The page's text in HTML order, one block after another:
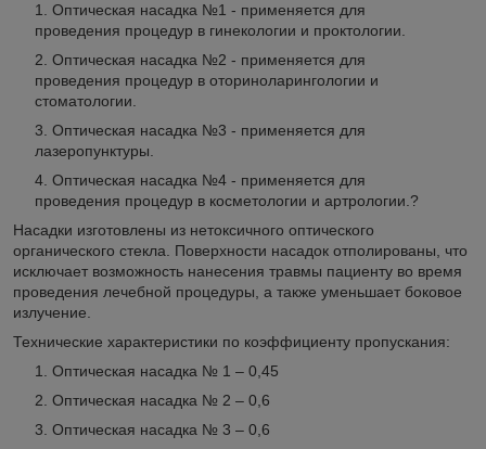
Оптическая насадка №1 - применяется для
проведения процедур в гинекологии и проктологии.
Оптическая насадка №2 - применяется для
проведения процедур в оториноларингологии и
стоматологии.
Оптическая насадка №3 - применяется для
лазеропунктуры.
Оптическая насадка №4 - применяется для
проведения процедур в косметологии и артрологии.?
Насадки изготовлены из нетоксичного оптического
органического стекла. Поверхности насадок отполированы, что
исключает возможность нанесения травмы пациенту во время
проведения лечебной процедуры, а также уменьшает боковое
излучение.
Технические характеристики по коэффициенту пропускания:
Оптическая насадка № 1 – 0,45
Оптическая насадка № 2 – 0,6
Оптическая насадка № 3 – 0,6